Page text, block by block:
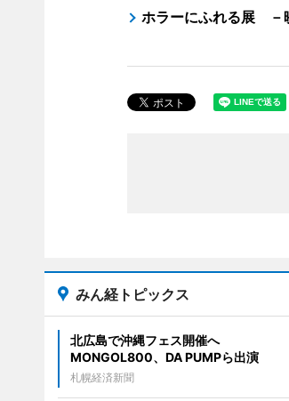
ホラーにふれる展 －
みん経トピックス
北広島で沖縄フェス開催へ
MONGOL800、DA PUMPら出演
札幌経済新聞